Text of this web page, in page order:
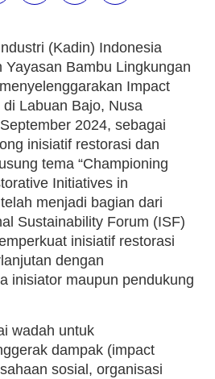
(Kadin) Indonesia
Yayasan Bambu Lingkungan
Impact
Labuan Bajo, Nusa
2024, sebagai
inisiatif restorasi dan
tema “Championing
Initiatives in
menjadi bagian dari
Sustainability Forum (ISF)
inisiatif restorasi
dengan
inisiator maupun pendukung
wadah untuk
dampak (impact
sosial, organisasi